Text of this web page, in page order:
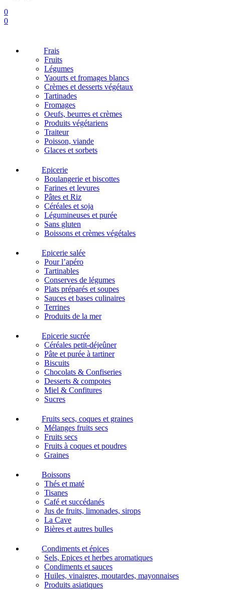
0
0
Frais
Fruits
Légumes
Yaourts et fromages blancs
Crèmes et desserts végétaux
Tartinades
Fromages
Oeufs, beurres et crèmes
Produits végétariens
Traiteur
Poisson, viande
Glaces et sorbets
Epicerie
Boulangerie et biscottes
Farines et levures
Pâtes et Riz
Céréales et soja
Légumineuses et purée
Sans gluten
Boissons et crèmes végétales
Epicerie salée
Pour l’apéro
Tartinables
Conserves de légumes
Plats préparés et soupes
Sauces et bases culinaires
Terrines
Produits de la mer
Epicerie sucrée
Céréales petit-déjeûner
Pâte et purée à tartiner
Biscuits
Chocolats & Confiseries
Desserts & compotes
Miel & Confitures
Sucres
Fruits secs, coques et graines
Mélanges fruits secs
Fruits secs
Fruits à coques et poudres
Graines
Boissons
Thés et maté
Tisanes
Café et succédanés
Jus de fruits, limonades, sirops
La Cave
Bières et autres bulles
Condiments et épices
Sels, Epices et herbes aromatiques
Condiments et sauces
Huiles, vinaigres, moutardes, mayonnaises
Produits asiatiques